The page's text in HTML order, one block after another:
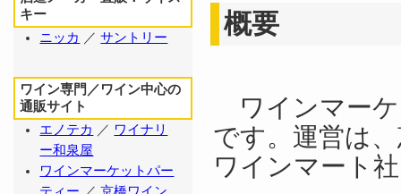
概要
ワインマーケ
です。運営は
ワインマート
キー
ニッカ ／サントリー
ワイン専門／ワイン中心の
通販サイト
エノテカ ／ ワイナリ
ー和泉屋
ワインマーケットパー